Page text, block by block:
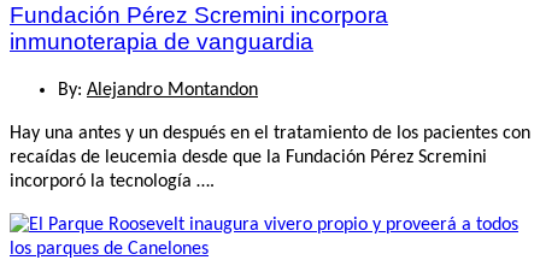
Fundación Pérez Scremini incorpora
inmunoterapia de vanguardia
By: Alejandro Montandon
Hay una antes y un después en el tratamiento de los pacientes con
recaídas de leucemia desde que la Fundación Pérez Scremini
incorporó la tecnología ….